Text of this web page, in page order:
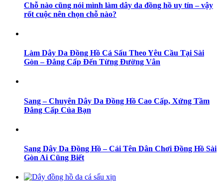
Chỗ nào cũng nói mình làm dây da đồng hồ uy tín – vậy
rốt cuộc nên chọn chỗ nào?
Làm Dây Da Đồng Hồ Cá Sấu Theo Yêu Cầu Tại Sài
Gòn – Đẳng Cấp Đến Từng Đường Vân
Sang – Chuyên Dây Da Đồng Hồ Cao Cấp, Xứng Tầm
Đẳng Cấp Của Bạn
Sang Dây Da Đồng Hồ – Cái Tên Dân Chơi Đồng Hồ Sài
Gòn Ai Cũng Biết